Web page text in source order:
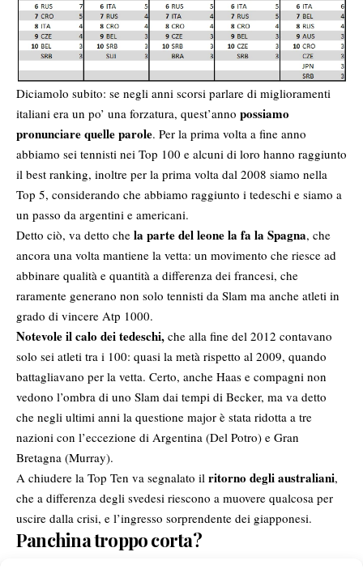
Diciamolo subito: se negli anni scorsi parlare di miglioramenti
italiani era un po’ una forzatura, quest’anno possiamo
pronunciare quelle parole. Per la prima volta a fine anno
abbiamo sei tennisti nei Top 100 e alcuni di loro hanno raggiunto
il best ranking, inoltre per la prima volta dal 2008 siamo nella
Top 5, considerando che abbiamo raggiunto i tedeschi e siamo a
un passo da argentini e americani.
Detto ciò, va detto che la parte del leone la fa la Spagna, che
ancora una volta mantiene la vetta: un movimento che riesce ad
abbinare qualità e quantità a differenza dei francesi, che
raramente generano non solo tennisti da Slam ma anche atleti in
grado di vincere Atp 1000.
Notevole il calo dei tedeschi, che alla fine del 2012 contavano
solo sei atleti tra i 100: quasi la metà rispetto al 2009, quando
battagliavano per la vetta. Certo, anche Haas e compagni non
vedono l’ombra di uno Slam dai tempi di Becker, ma va detto
che negli ultimi anni la questione major è stata ridotta a tre
nazioni con l’eccezione di Argentina (Del Potro) e Gran
Bretagna (Murray).
A chiudere la Top Ten va segnalato il ritorno degli australiani,
che a differenza degli svedesi riescono a muovere qualcosa per
uscire dalla crisi, e l’ingresso sorprendente dei giapponesi.
Panchina troppo corta?